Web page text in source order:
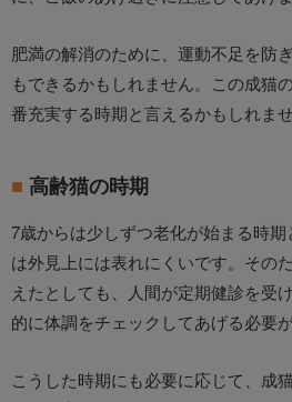
肥満の解消のために、運動不足を防
もできるかもしれません。この成猫
番充実する時期と言えるかもしれませ
高齢猫の時期
7歳からは少しずつ老化が始まる時
は外見上には表れにくいです。その
えたとしても、人間が定期健診を受
的に体調をチェックしてあげる必要が
こうした時期にも必要に応じて、成